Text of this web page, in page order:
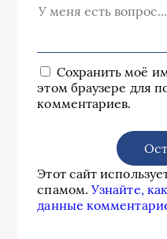
Сохранить моё
этом браузере для
комментариев.
Этот сайт
спамом.Узнайте,
данные